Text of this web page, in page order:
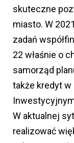
skuteczne
miasto. W
zadań
22 właśnie o
samorząd
także kredyt w
W aktualnej
realizować